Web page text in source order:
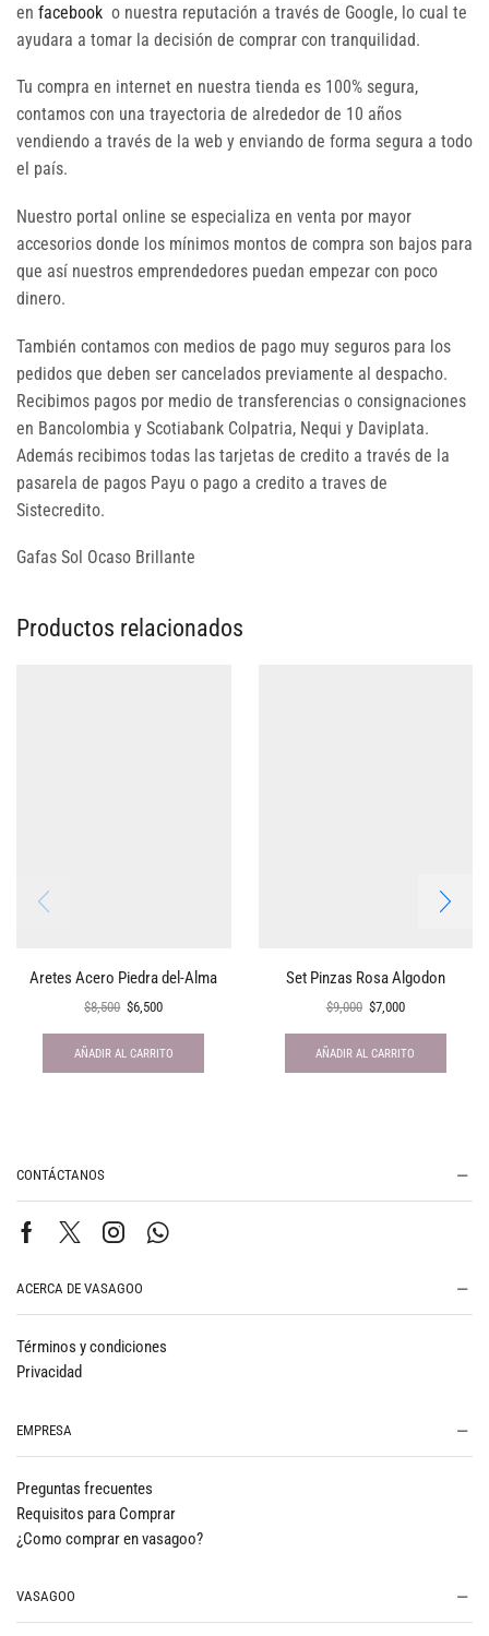
en facebook o nuestra reputación a través de Google, lo cual te
ayudara a tomar la decisión de comprar con tranquilidad.
Tu compra en internet en nuestra tienda es 100% segura,
contamos con una trayectoria de alrededor de 10 años
vendiendo a través de la web y enviando de forma segura a todo
el país.
Nuestro portal online se especializa en venta por mayor
accesorios donde los mínimos montos de compra son bajos para
que así nuestros emprendedores puedan empezar con poco
dinero.
También contamos con medios de pago muy seguros para los
pedidos que deben ser cancelados previamente al despacho.
Recibimos pagos por medio de transferencias o consignaciones
en Bancolombia y Scotiabank Colpatria, Nequi y Daviplata.
Además recibimos todas las tarjetas de credito a través de la
pasarela de pagos Payu o pago a credito a traves de
Sistecredito.
Gafas Sol Ocaso Brillante
Productos relacionados
Aretes Acero Piedra del-Alma
$8,500 $6,500
AÑADIR AL CARRITO
Set Pinzas Rosa Algodon
$9,000 $7,000
AÑADIR AL CARRITO
CONTÁCTANOS
ACERCA DE VASAGOO
Términos y condiciones
Privacidad
EMPRESA
Preguntas frecuentes
Requisitos para Comprar
¿Como comprar en vasagoo?
VASAGOO